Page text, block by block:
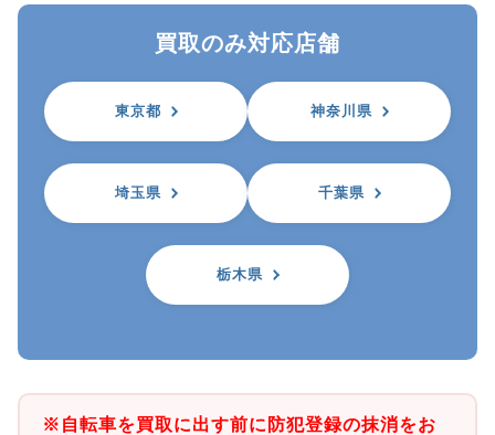
買取のみ対応店舗
東京都 神奈川県
埼玉県 千葉県
栃木県
※自転車を買取に出す前に防犯登録の抹消をお